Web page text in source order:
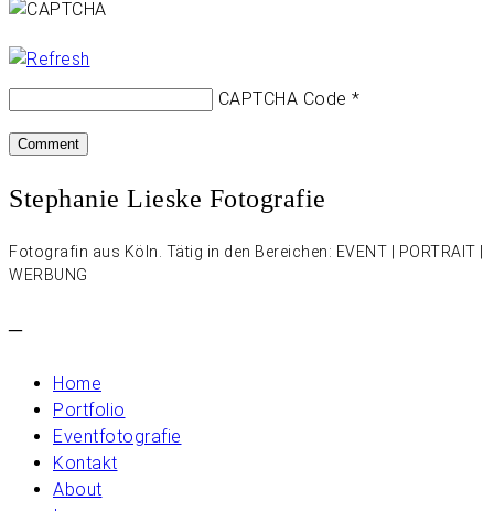
CAPTCHA Code *
Stephanie Lieske Fotografie
Fotografin aus Köln. Tätig in den Bereichen: EVENT | PORTRAIT |
WERBUNG
–
Home
Portfolio
Eventfotografie
Kontakt
About